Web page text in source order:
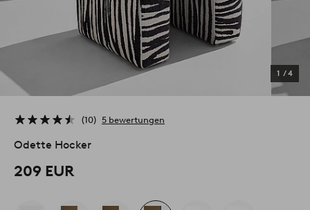
1 /4
10 5 bewertungen
Odette Hocker
209 EUR